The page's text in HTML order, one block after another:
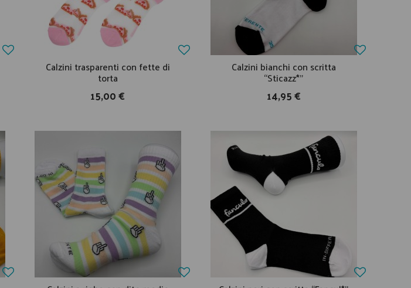
Calzini trasparenti con fette di
torta
15,00 €
Calzini bianchi con scritta
“Sticazz*”
14,95 €